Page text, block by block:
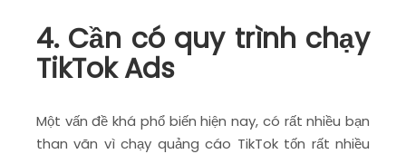
4. Cần có quy trình chạy
TikTok Ads
Một vấn đề khá phổ biến hiện nay, có rất nhiều bạn
than vãn vì chạy quảng cáo TikTok tốn rất nhiều